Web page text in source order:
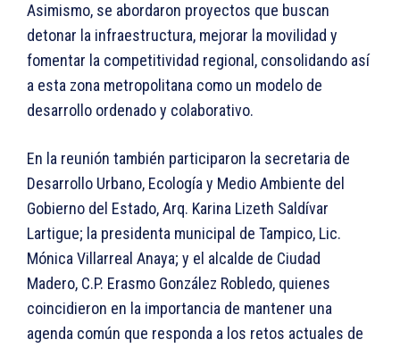
Asimismo, se abordaron proyectos que buscan
detonar la infraestructura, mejorar la movilidad y
fomentar la competitividad regional, consolidando así
a esta zona metropolitana como un modelo de
desarrollo ordenado y colaborativo.
En la reunión también participaron la secretaria de
Desarrollo Urbano, Ecología y Medio Ambiente del
Gobierno del Estado, Arq. Karina Lizeth Saldívar
Lartigue; la presidenta municipal de Tampico, Lic.
Mónica Villarreal Anaya; y el alcalde de Ciudad
Madero, C.P. Erasmo González Robledo, quienes
coincidieron en la importancia de mantener una
agenda común que responda a los retos actuales de